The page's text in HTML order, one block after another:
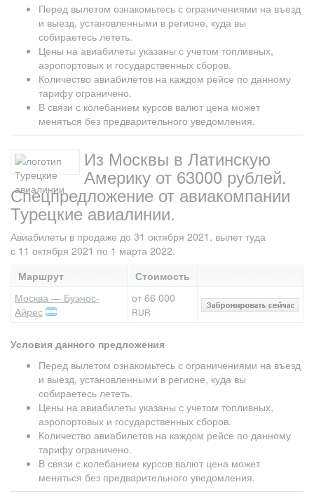
Перед вылетом ознакомьтесь с ограничениями на въезд
и выезд, установленными в регионе, куда вы
собираетесь лететь.
Цены на авиабилеты указаны с учетом топливных,
аэропортовых и государственных сборов.
Количество авиабилетов на каждом рейсе по данному
тарифу ограничено.
В связи с колебанием курсов валют цена может
меняться без предварительного уведомления.
Из Москвы в Латинскую
Америку от 63000 рублей.
Спецпредложение от авиакомпании
Турецкие авиалинии.
Авиабилеты в продаже до 31 октября 2021, вылет туда
с 11 октября 2021 по 1 марта 2022.
Маршрут
Стоимость
Москва — Буэнос-
Айрес
от 66 000
RUR
Условия данного предложения
Перед вылетом ознакомьтесь с ограничениями на въезд
и выезд, установленными в регионе, куда вы
собираетесь лететь.
Цены на авиабилеты указаны с учетом топливных,
аэропортовых и государственных сборов.
Количество авиабилетов на каждом рейсе по данному
тарифу ограничено.
В связи с колебанием курсов валют цена может
меняться без предварительного уведомления.